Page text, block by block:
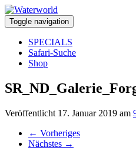
Toggle navigation
SPECIALS
Safari-Suche
Shop
Veröffentlicht 17. Januar 2019 am
← Vorheriges
Nächstes →